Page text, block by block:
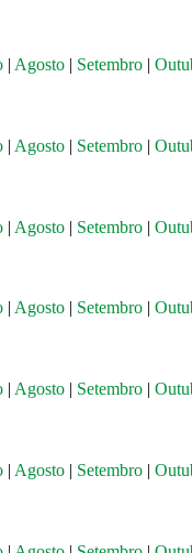
| Agosto | Setembro |
| Agosto | Setembro |
| Agosto | Setembro |
| Agosto | Setembro |
| Agosto | Setembro |
| Agosto | Setembro |